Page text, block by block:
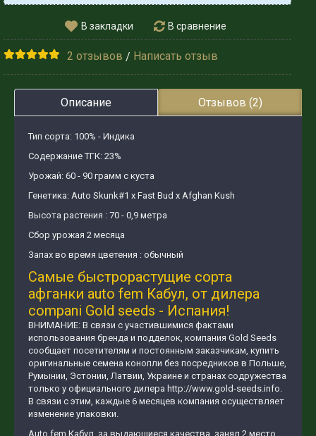
В закладки В сравнение
2 отзывов / Написать отзыв
Описание Отзывов (2)
Тип сорта: 100% - Индика
Содержание ТГК: 23%
Урожай: 60 - 90 грамм с куста
Генетика: Auto Skunk#1 х Fast Bud x Afghan Kush
Высота растения : 70 - 0,9 метра
Сбор урожая 2 месяца
Запах во время цветения : обычный
Самые быстрорастущие сорта
афганки auto fem Кабул, от дилера
compani Gold seeds - Испания!
ВНИМАНИЕ: В связи с участившимися фактами
использования бренда и подделок, компания Gold Seeds
сообщает посетителям и постоянным заказчикам, купить
оригинальные семена конопли без посредников в Польше,
Румынии, Эстонии, Латвии, Украине и странах содружества
только у официального дилера http://www.gold-seeds.info.
В связи с этим, каждые 6 месяцев компания осуществляет
изменение упаковки.
Auto fem Кабул, за выдающиеся качества, занял 2 место